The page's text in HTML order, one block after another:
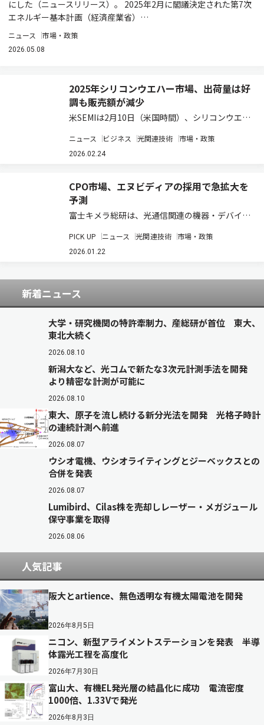
にした（ニュースリリース）。 2025年2月に閣議決定された第7次
エネルギー基本計画（経済産業省）…
ニュース 市場・政策
2026.05.08
2025年シリコンウエハー市場、出荷量は好
調も販売額が減少
米SEMIは2月10日（米国時間）、シリコンウエハ
ウエハー出荷量が前年比5.8%増の129億7,300万
平方インチとなった一方で、販売額は前年比
ニュース ビジネス 光関連技術 市場・政策
2026.02.24
CPO市場、エヌビディアの採用で急拡大を
予測
富士キメラ総研は、光通信関連の機器・デバイス
関連市場総調査」にまとめた（ニュースリリー
ス）。近年、光通信市場を取り巻く環境はデータ
PICK UP ニュース 光関連技術 市場・政策
2026.01.22
新着ニュース
大学・研究機関の特許牽制力、産総研が首位 東大、
東北大続く
2026.08.10
新潟大など、光コムで新たな3次元計測手法を開発
より精密な計測が可能に
2026.08.10
東大、原子を流し続ける新分光法を開発 光格子時計
の連続計測へ前進
2026.08.07
ウシオ電機、ウシオライティングとジーベックスとの
合併を発表
2026.08.07
Lumibird、Cilas株を売却しレーザー・メガジュール
保守事業を取得
2026.08.06
人気記事
阪大とartience、無色透明な有機太陽電池を開発
2026年8月5日
ニコン、新型アライメントステーションを発表 半導
体露光工程を高度化
2026年7月30日
富山大、有機EL発光層の結晶化に成功 電流密度
1000倍、1.33Vで発光
2026年8月3日